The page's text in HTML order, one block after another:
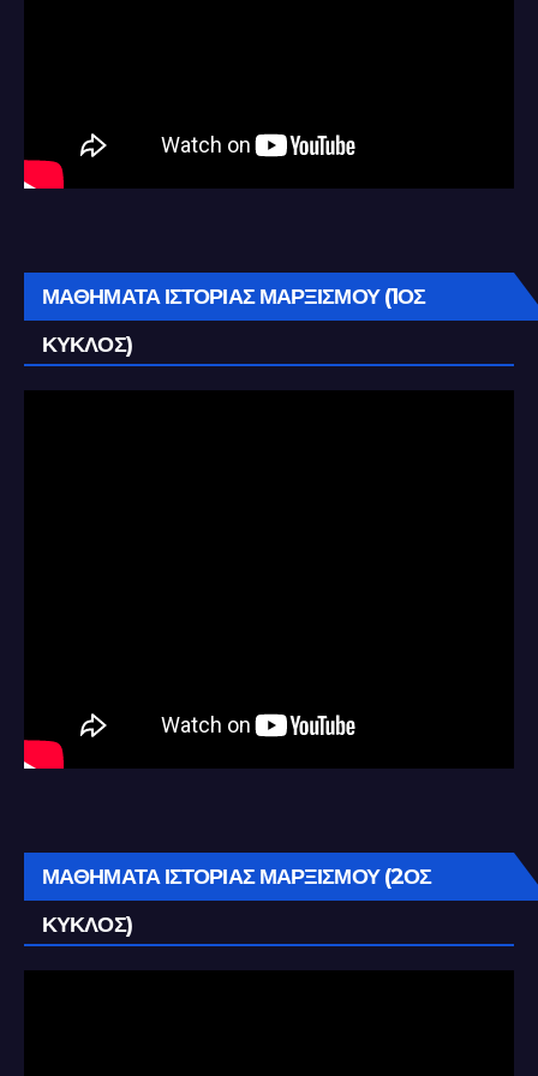
ΜΑΘΗΜΑΤΑ ΙΣΤΟΡΙΑΣ ΜΑΡΞΙΣΜΟΥ (1ΟΣ
ΚΥΚΛΟΣ)
ΜΑΘΗΜΑΤΑ ΙΣΤΟΡΙΑΣ ΜΑΡΞΙΣΜΟΥ (2ΟΣ
ΚΥΚΛΟΣ)